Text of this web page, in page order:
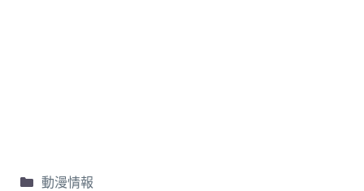
動漫情報